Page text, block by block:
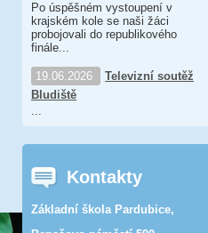
Po úspěšném vystoupení v
krajském kole se naši žáci
probojovali do republikového
finále...
19.06.2026
Televizní soutěž
Bludiště
Kontakty
Základní škola Pardubice,